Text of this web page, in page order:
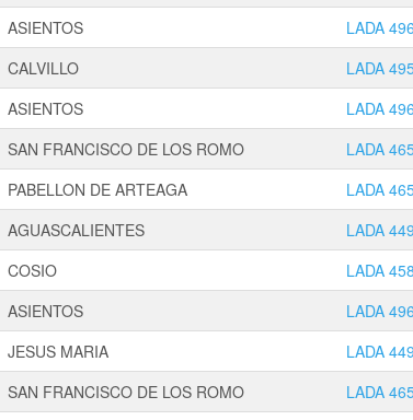
ASIENTOS
LADA 496
CALVILLO
LADA
ASIENTOS
LADA 496
SAN FRANCISCO DE LOS ROMO
LADA
PABELLON DE ARTEAGA
LADA
AGUASCALIENTES
LADA 449
COSIO
LADA 458
ASIENTOS
LADA 496
JESUS MARIA
LADA 449
SAN FRANCISCO DE LOS ROMO
LADA